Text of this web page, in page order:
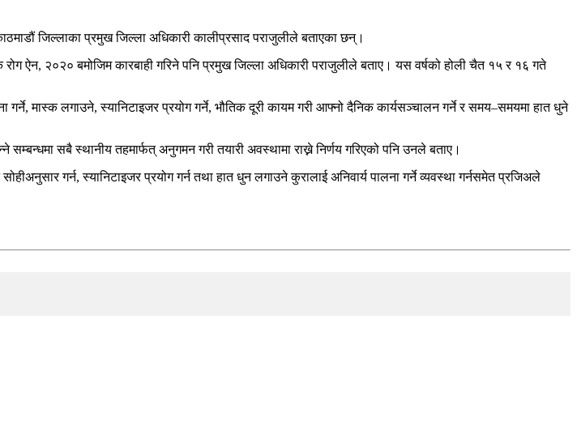
जिल्लाका प्रमुख जिल्ला अधिकारी कालीप्रसाद पराजुलीले बताएका छन्।
ऐन, २०२० बमोजिम कारबाही गरिने पनि प्रमुख जिल्ला अधिकारी पराजुलीले बताए। यस वर्षको होली चैत १५ र १६ गते
मास्क लगाउने, स्यानिटाइजर प्रयोग गर्ने, भौतिक दूरी कायम गरी आफ्नो दैनिक कार्यसञ्चालन गर्ने र समय–समयमा हात धुने
सबै स्थानीय तहमार्फत् अनुगमन गरी तयारी अवस्थामा राख्ने निर्णय गरिएको पनि उनले बताए।
गर्न, स्यानिटाइजर प्रयोग गर्न तथा हात धुन लगाउने कुरालाई अनिवार्य पालना गर्ने व्यवस्था गर्नसमेत प्रजिअले